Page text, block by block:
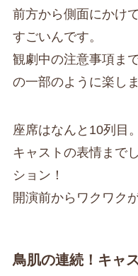
前方から側面にかけ
すごいんです。
観劇中の注意事項ま
の一部のように楽し
座席はなんと10列目。
キャストの表情まで
ション！
開演前からワクワク
鳥肌の連続！キャ